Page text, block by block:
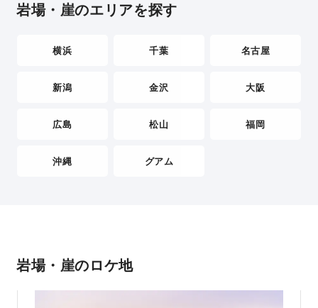
岩場・崖のエリアを探す
横浜 千葉 名古屋
新潟 金沢 大阪
広島 松山 福岡
沖縄 グアム
岩場・崖のロケ地